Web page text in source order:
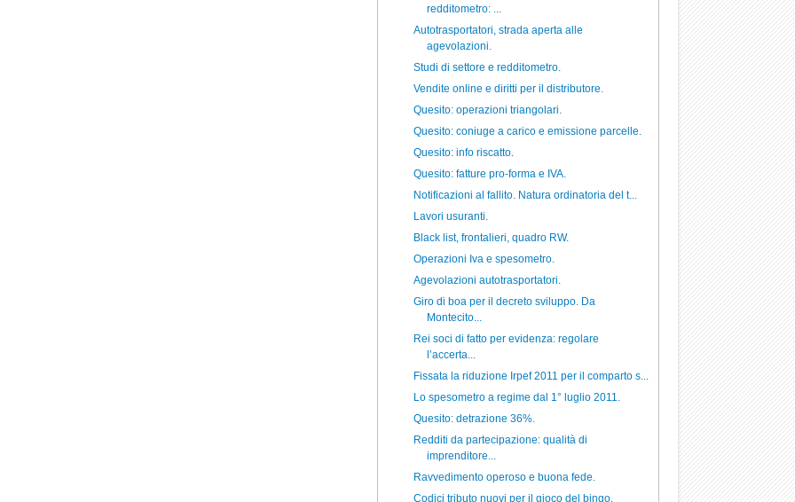
redditometro: ...
Autotrasportatori, strada aperta alle
agevolazioni.
Studi di settore e redditometro.
Vendite online e diritti per il distributore.
Quesito: operazioni triangolari.
Quesito: coniuge a carico e emissione parcelle.
Quesito: info riscatto.
Quesito: fatture pro-forma e IVA.
Notificazioni al fallito. Natura ordinatoria del t...
Lavori usuranti.
Black list, frontalieri, quadro RW.
Operazioni Iva e spesometro.
Agevolazioni autotrasportatori.
Giro di boa per il decreto sviluppo. Da
Montecito...
Rei soci di fatto per evidenza: regolare
l’accerta...
Fissata la riduzione Irpef 2011 per il comparto s...
Lo spesometro a regime dal 1° luglio 2011.
Quesito: detrazione 36%.
Redditi da partecipazione: qualità di
imprenditore...
Ravvedimento operoso e buona fede.
Codici tributo nuovi per il gioco del bingo.